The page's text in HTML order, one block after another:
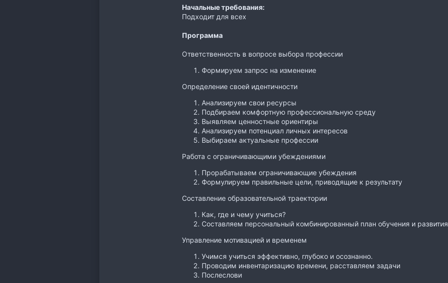
Начальные требования:
Подходит для всех
Программа
Ответственность в вопросе выбора профессии
Формируем запрос на изменение
Определение своей идентичности
Анализируем свои ресурсы
Подбираем комфортную профессиональную среду
Выявляем ценностные ориентиры
Анализируем потенциал личных интересов
Выбираем актуальные профессии
Работа с ограничивающими убеждениями
Прорабатываем ограничивающие убеждения
Формулируем правильные цели, приводящие к результату
Составление образовательной траектории
Как, где и чему учиться?
Составляем персональный комбинированный план обучения и развития
Управление мотивацией и временем
Учимся учиться эффективно, глубоко и осознанно.
Проводим инвентаризацию времени, расставляем задачи
Послеслови